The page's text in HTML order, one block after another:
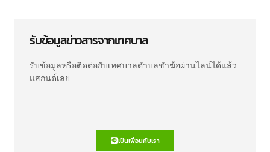
รับข้อมูลข่าวสารจากเทศบาล
รับข้อมูลหรือติดต่อกับเทศบาลตำบลชำฆ้อผ่านไลน์ได้แล้ว
แสกนด์เลย
เป็นเพื่อนกับเรา